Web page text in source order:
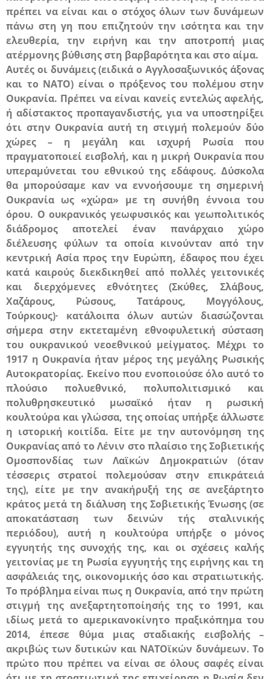
πρέπει να είναι και ο στόχος όλων των δυνάμεων
πάνω στη γη που επιζητούν την ισότητα και την
ελευθερία, την ειρήνη και την αποτροπή μιας
ατέρμονης βύθισης στη βαρβαρότητα και στο αίμα.
Αυτές οι δυνάμεις (ειδικά ο Αγγλοσαξωνικός άξονας
και το ΝΑΤΟ) είναι ο πρόξενος του πολέμου στην
Ουκρανία. Πρέπει να είναι κανείς εντελώς αφελής,
ή αδίστακτος προπαγανδιστής, για να υποστηρίξει
ότι στην Ουκρανία αυτή τη στιγμή πολεμούν δύο
χώρες – η μεγάλη και ισχυρή Ρωσία που
πραγματοποιεί εισβολή, και η μικρή Ουκρανία που
υπεραμύνεται του εθνικού της εδάφους. Δύσκολα
θα μπορούσαμε καν να εννοήσουμε τη σημερινή
Ουκρανία ως «χώρα» με τη συνήθη έννοια του
όρου. Ο ουκρανικός γεωφυσικός και γεωπολιτικός
διάδρομος αποτελεί έναν πανάρχαιο χώρο
διέλευσης φύλων τα οποία κινούνταν από την
κεντρική Ασία προς την Ευρώπη, έδαφος που έχει
κατά καιρούς διεκδικηθεί από πολλές γειτονικές
και διερχόμενες εθνότητες (Σκύθες, Σλάβους,
Χαζάρους, Ρώσους, Τατάρους, Μογγόλους,
Τούρκους)· κατάλοιπα όλων αυτών διασώζονται
σήμερα στην εκτεταμένη εθνοφυλετική σύσταση
του ουκρανικού νεοεθνικού μείγματος. Μέχρι το
1917 η Ουκρανία ήταν μέρος της μεγάλης Ρωσικής
Αυτοκρατορίας. Εκείνο που ενοποιούσε όλο αυτό το
πλούσιο πολυεθνικό, πολυπολιτισμικό και
πολυθρησκευτικό μωσαϊκό ήταν η ρωσική
κουλτούρα και γλώσσα, της οποίας υπήρξε άλλωστε
η ιστορική κοιτίδα. Είτε με την αυτονόμηση της
Ουκρανίας από το Λένιν στο πλαίσιο της Σοβιετικής
Ομοσπονδίας των Λαϊκών Δημοκρατιών (όταν
τέσσερις στρατοί πολεμούσαν στην επικράτειά
της), είτε με την ανακήρυξή της σε ανεξάρτητο
κράτος μετά τη διάλυση της Σοβιετικής Ένωσης (σε
αποκατάσταση των δεινών τής σταλινικής
περιόδου), αυτή η κουλτούρα υπήρξε ο μόνος
εγγυητής της συνοχής της, και οι σχέσεις καλής
γειτονίας με τη Ρωσία εγγυητής της ειρήνης και τη
ασφάλειάς της, οικονομικής όσο και στρατιωτικής.
Το πρόβλημα είναι πως η Ουκρανία, από την πρώτη
στιγμή της ανεξαρτητοποίησής της το 1991, και
ιδίως μετά το αμερικανοκίνητο πραξικόπημα του
2014, έπεσε θύμα μιας σταδιακής εισβολής –
ακριβώς των δυτικών και ΝΑΤΟϊκών δυνάμεων. Το
πρώτο που πρέπει να είναι σε όλους σαφές είναι